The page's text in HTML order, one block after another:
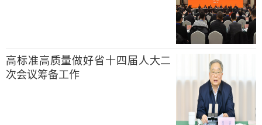
高标准高质量做好省十四届人大二
次会议筹备工作